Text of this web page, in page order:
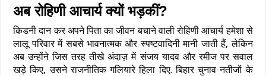
अब रोहिणी आचार्य क्यों भड़कीं?
किडनी दान कर अपने पिता का जीवन बचाने वाली रोहिणी आचार्य हमेशा से
लालू परिवार में सबसे भावनात्मक और स्पष्टवादिनी मानी जाती हैं, लेकिन
अब उन्होंने जिस तरह तीखे अंदाज़ में संजय यादव और रमीज पर सवाल
खड़े किए, उसने राजनीतिक गलियारे हिला दिए. बिहार चुनाव नतीजों के